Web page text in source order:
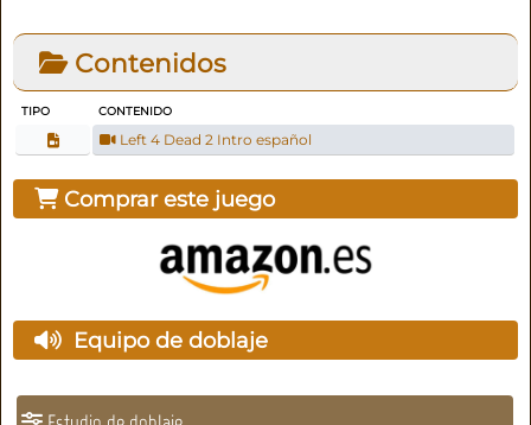
Contenidos
TIPO CONTENIDO
Left 4 Dead 2 Intro español
Comprar este juego
Equipo de doblaje